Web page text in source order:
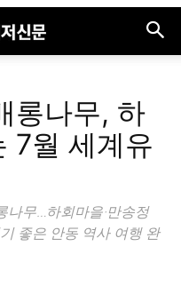
롱나무, 하
7월 세계유
나무…하회마을·만송정
좋은 안동 역사 여행 완